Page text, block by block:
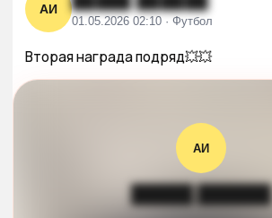
АИ
01.05.2026 02:10 · Футбол
Вторая награда подряд💥💥
АИ
█████ ██████